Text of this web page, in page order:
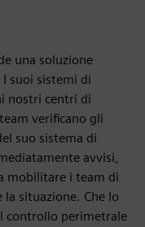
una soluzione
suoi sistemi di
nostri centri di
verificano gli
suo sistema di
avvisi,
mobilitare i team di
situazione. Che lo
controllo perimetrale